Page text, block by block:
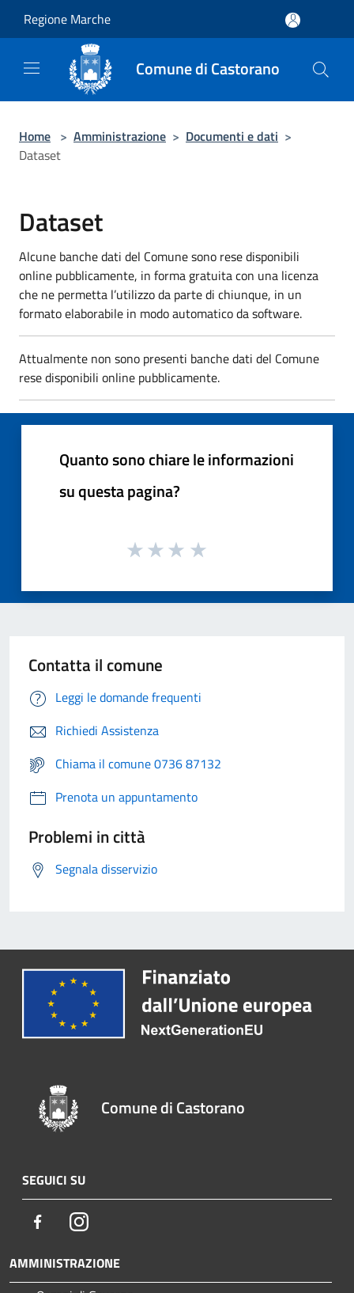
Regione Marche
Comune di Castorano
Home > Amministrazione > Documenti e dati >
Dataset
Dataset
Alcune banche dati del Comune sono rese disponibili
online pubblicamente, in forma gratuita con una licenza
che ne permetta l’utilizzo da parte di chiunque, in un
formato elaborabile in modo automatico da software.
Attualmente non sono presenti banche dati del Comune
rese disponibili online pubblicamente.
Quanto sono chiare le informazioni
su questa pagina?
Contatta il comune
Leggi le domande frequenti
Richiedi Assistenza
Chiama il comune 0736 87132
Prenota un appuntamento
Problemi in città
Segnala disservizio
Comune di Castorano
SEGUICI SU
FacebookInstagram
AMMINISTRAZIONE